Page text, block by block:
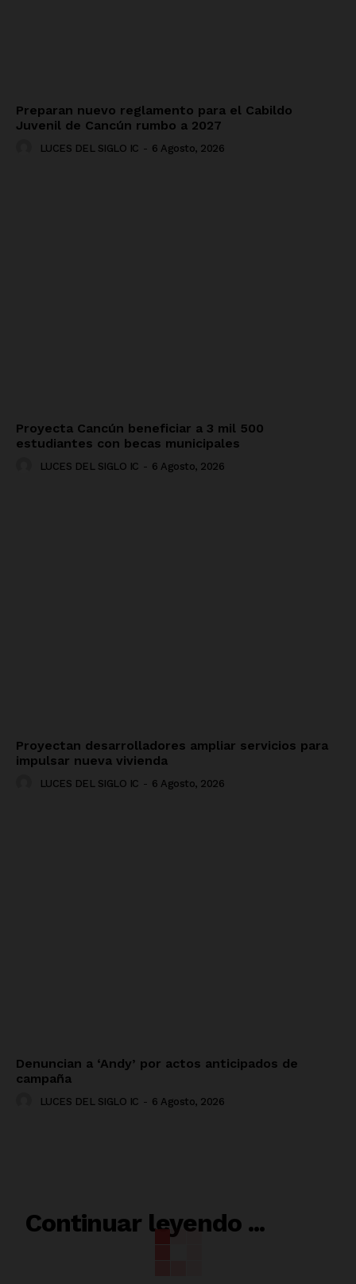
Preparan nuevo reglamento para el Cabildo
Juvenil de Cancún rumbo a 2027
LUCES DEL SIGLO IC - 6 Agosto, 2026
Proyecta Cancún beneficiar a 3 mil 500
estudiantes con becas municipales
LUCES DEL SIGLO IC - 6 Agosto, 2026
Proyectan desarrolladores ampliar servicios para
impulsar nueva vivienda
LUCES DEL SIGLO IC - 6 Agosto, 2026
Denuncian a ‘Andy’ por actos anticipados de
campaña
LUCES DEL SIGLO IC - 6 Agosto, 2026
Continuar leyendo ...
RELACIONADO